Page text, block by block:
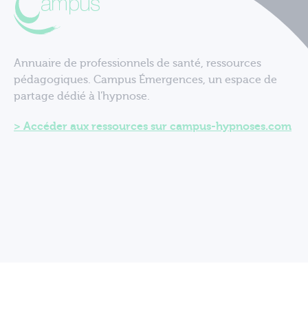
Annuaire de professionnels de santé, ressources
pédagogiques. Campus Émergences, un espace de
partage dédié à l'hypnose.
Accéder aux ressources sur campus-hypnoses.com